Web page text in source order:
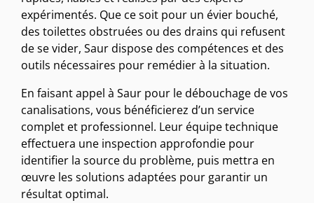
expérimentés. Que ce soit pour un évier bouché,
des toilettes obstruées ou des drains qui refusent
de se vider, Saur dispose des compétences et des
outils nécessaires pour remédier à la situation.
En faisant appel à Saur pour le débouchage de vos
canalisations, vous bénéficierez d’un service
complet et professionnel. Leur équipe technique
effectuera une inspection approfondie pour
identifier la source du problème, puis mettra en
œuvre les solutions adaptées pour garantir un
résultat optimal.